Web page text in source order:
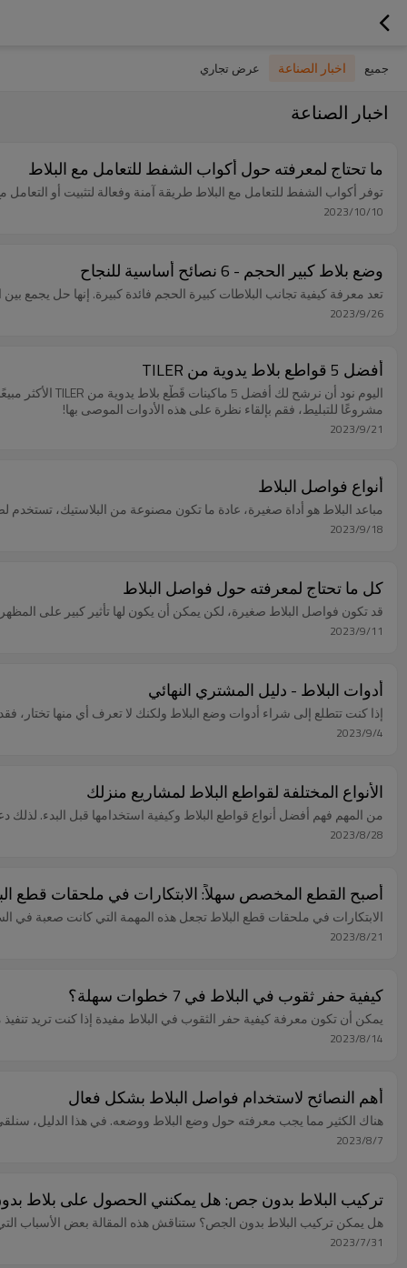
جميع اخبار الصناعة عرض تجاري
اخبار الصناعة
ما تحتاج لمعرفته حول أكواب الشفط للتعامل مع البلاط
توفر أكواب الشفط للتعامل مع البلاط طريقة آمنة وفعالة لتثبيت أو
2023/10/10
وضع بلاط كبير الحجم - 6 نصائح أساسية للنجاح
تعد معرفة كيفية تجانب البلاطات كبيرة الحجم فائدة كبيرة. إنها حل يجمع
2023/9/26
أفضل 5 قواطع بلاط يدوية من TILER
مشروعًا للتبليط، فقم بإلقاء نظرة على هذه الأدوات الموصى بها!
2023/9/21
أنواع فواصل البلاط
مباعد البلاط هو أداة صغيرة، عادة ما تكون مصنوعة من البلاستيك، تستخدم
2023/9/18
كل ما تحتاج لمعرفته حول فواصل البلاط
قد تكون فواصل البلاط صغيرة، لكن يمكن أن يكون لها تأثير كبير على
2023/9/11
أدوات البلاط - دليل المشتري النهائي
إذا كنت تتطلع إلى شراء أدوات وضع البلاط ولكنك لا تعرف أي منها تختار،
2023/9/4
الأنواع المختلفة لقواطع البلاط لمشاريع منزلك
من المهم فهم أفضل أنواع قواطع البلاط وكيفية استخدامها قبل البدء. لذلك
2023/8/28
أصبح القطع المخصص سهلاً: الابتكارات في ملحقات قطع
الابتكارات في ملحقات قطع البلاط تجعل هذه المهمة التي كانت صعبة في
2023/8/21
كيفية حفر ثقوب في البلاط في 7 خطوات سهلة؟
يمكن أن تكون معرفة كيفية حفر الثقوب في البلاط مفيدة إذا كنت تريد تنفيذ
2023/8/14
أهم النصائح لاستخدام فواصل البلاط بشكل فعال
هناك الكثير مما يجب معرفته حول وضع البلاط ووضعه. في هذا الدليل،
2023/8/7
تركيب البلاط بدون جص: هل يمكنني الحصول على بلاط
هل يمكن تركيب البلاط بدون الجص؟ ستناقش هذه المقالة بعض الأسباب
2023/7/31